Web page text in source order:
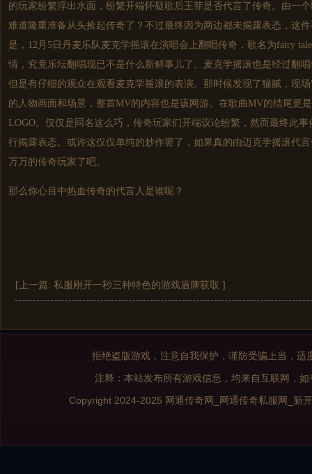
的玩家纷繁浮出水面，纷繁开端怀疑歌后王菲是否代言了传奇。由一
难道隆重准备从头捡起传奇了？不过最终因为两边都未揭露表态，这
是，12月5日丹麦乐队麦克学摇滚在演唱会上翻唱传奇，歌名为fairy
情，究竟乐坛翻唱现已不是什么新鲜事儿了。麦克学摇滚也是经过翻
但是有仔细的观众在观看麦克学摇滚的表演。那时候发现了猫腻，现
的人物画面和场景，整首MV的内容也是该网游。在歌曲MV的结尾更
LOGO。仅仅是同名这么巧，传奇玩家们开端议论纷繁，然而最终此
行揭露表态。或许这仅仅单纯的炒作罢了，如果真的由迈克学摇滚代
万万的传奇玩家了吧。
那么你心目中热血传奇的代言人是谁呢？
[上一篇: 私服刚开一秒三种特色的游戏盾牌获取 ]
拒绝盗版游戏，注意自我保护，谨防受骗上当，
注释：本站发布所有游戏信息，均来自互联网，
Copyright 2024-2025 网通传奇网_网通传奇私服网_新